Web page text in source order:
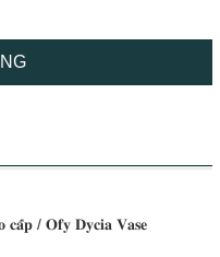
/ 𝐎𝐟𝐲 𝐃𝐲𝐜𝐢𝐚 𝐕𝐚𝐬𝐞